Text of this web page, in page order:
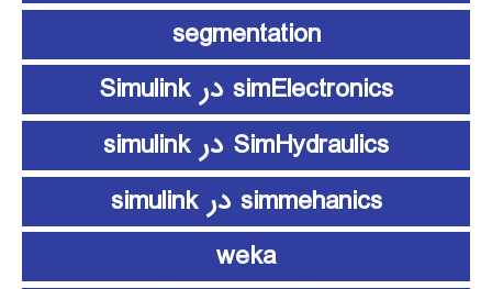
segmentation
simElectronics در Simulink
SimHydraulics در simulink
simmehanics در simulink
weka